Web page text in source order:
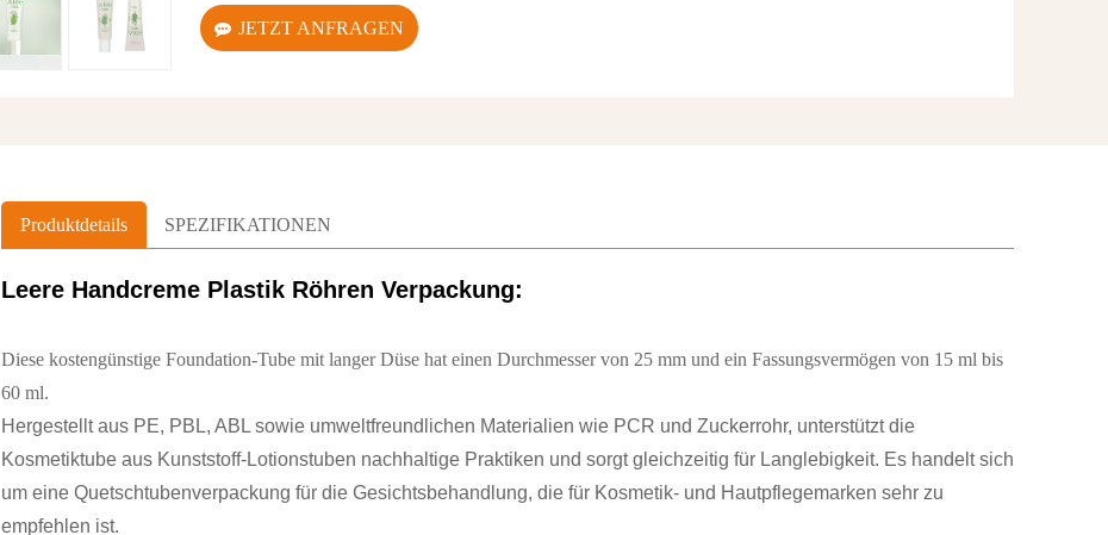
JETZT ANFRAGEN
Produktdetails SPEZIFIKATIONEN
Leere Handcreme Plastik Röhren Verpackung:
Diese kostengünstige Foundation-Tube mit langer Düse hat einen Durchmesser von 25 mm und ein Fassungsvermögen von 15 ml bis
60 ml.
Hergestellt aus PE, PBL, ABL sowie umweltfreundlichen Materialien wie PCR und Zuckerrohr, unterstützt die
Kosmetiktube aus Kunststoff-Lotionstuben nachhaltige Praktiken und sorgt gleichzeitig für Langlebigkeit. Es handelt sich
um eine Quetschtubenverpackung für die Gesichtsbehandlung, die für Kosmetik- und Hautpflegemarken sehr zu
empfehlen ist.